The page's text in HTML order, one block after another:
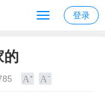
登录
的